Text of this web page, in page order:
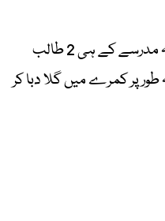
تحقیقات کے دوران انکشاف ہوا کہ مدرسے کے ہی 2 طالب
طور پر کمرے میں گلا دبا کر